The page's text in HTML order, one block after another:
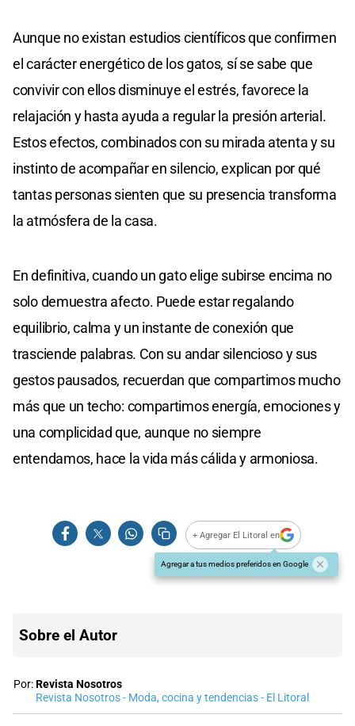
Aunque no existan estudios científicos que confirmen
el carácter energético de los gatos, sí se sabe que
convivir con ellos disminuye el estrés, favorece la
relajación y hasta ayuda a regular la presión arterial.
Estos efectos, combinados con su mirada atenta y su
instinto de acompañar en silencio, explican por qué
tantas personas sienten que su presencia transforma
la atmósfera de la casa.
En definitiva, cuando un gato elige subirse encima no
solo demuestra afecto. Puede estar regalando
equilibrio, calma y un instante de conexión que
trasciende palabras. Con su andar silencioso y sus
gestos pausados, recuerdan que compartimos mucho
más que un techo: compartimos energía, emociones y
una complicidad que, aunque no siempre
entendamos, hace la vida más cálida y armoniosa.
+ Agregar El Litoral en
Agregar a tus medios preferidos en Google
Sobre el Autor
Por:Revista Nosotros
Revista Nosotros - Moda, cocina y tendencias - El Litoral